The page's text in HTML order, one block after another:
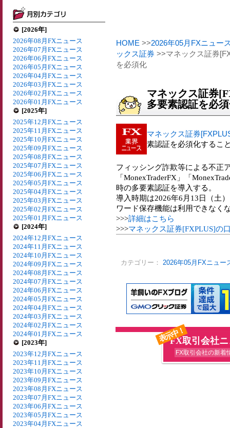
[2026年]
2026年08月FXニュース
2026年07月FXニュース
2026年06月FXニュース
2026年05月FXニュース
2026年04月FXニュース
2026年03月FXニュース
2026年02月FXニュース
2026年01月FXニュース
[2025年]
2025年12月FXニュース
2025年11月FXニュース
2025年10月FXニュース
2025年09月FXニュース
2025年08月FXニュース
2025年07月FXニュース
2025年06月FXニュース
2025年05月FXニュース
2025年04月FXニュース
2025年03月FXニュース
2025年02月FXニュース
2025年01月FXニュース
[2024年]
2024年12月FXニュース
2024年11月FXニュース
2024年10月FXニュース
2024年09月FXニュース
2024年08月FXニュース
2024年07月FXニュース
2024年06月FXニュース
2024年05月FXニュース
2024年04月FXニュース
2024年03月FXニュース
2024年02月FXニュース
2024年01月FXニュース
[2023年]
2023年12月FXニュース
2023年11月FXニュース
2023年10月FXニュース
2023年09月FXニュース
2023年08月FXニュース
2023年07月FXニュース
2023年06月FXニュース
2023年05月FXニュース
2023年04月FXニュース
HOME >>2026年05月FXニュー
ックス証券 >>マネックス証券
を必須化
マネックス証券
多要素認証を必
マネックス証券
素認証を必須化するこ
フィッシング詐欺等による不正
「MonexTraderFX」「
時の多要素認証を導入する。
導入時期は2026年6月13日（土
ワード保存機能は利用できなく
>>>詳細はこちら
>>>マネックス証券[FXPLUS]の
カテゴリー： 2026年05月FXニュー
表示中！
FX取引会社
FX取引会社の新着